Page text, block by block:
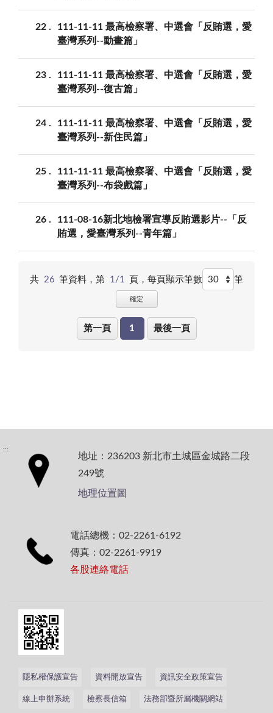
22
111-11-11 最高檢察署、中選會「反賄選，愛
臺灣系列--動畫篇」
23
111-11-11 最高檢察署、中選會「反賄選，愛
臺灣系列--復古篇」
24
111-11-11 最高檢察署、中選會「反賄選，愛
臺灣系列--新住民篇」
25
111-11-11 最高檢察署、中選會「反賄選，愛
臺灣系列--布袋戲篇」
26
111-08-16新北地檢署宣導反賄選影片--「反
賄選，愛臺灣系列--青年篇」
共 26 筆資料，第 1/1 頁，每頁顯示筆數 筆
確定
第一頁 1 最後一頁
:::
地址：236203 新北市土城區金城路二段
249號
地理位置圖
電話總機：02-2261-6192
傳真：02-2261-9919
各股連絡電話
隱私權保護宣告 資料開放宣告 資訊安全政策宣告
線上申辦系統 檢察長信箱 法務部暨所屬機關網站